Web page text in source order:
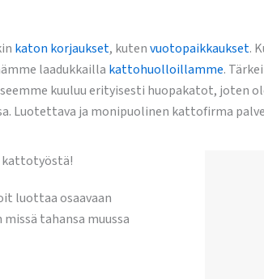
katon korjaukset, kutenvuotopaikkaukset.
laadukkailla kattohuolloillamme.
kuuluu erityisesti huopakatot, joten
Luotettava ja monipuolinen kattofirma
kattotyöstä!
luottaa osaavaan
tahansa muussa